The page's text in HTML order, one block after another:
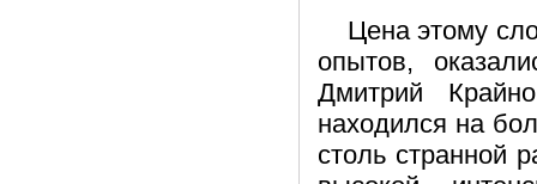
Цена этому
опытов,
Дмитрий
находился на
столь странной